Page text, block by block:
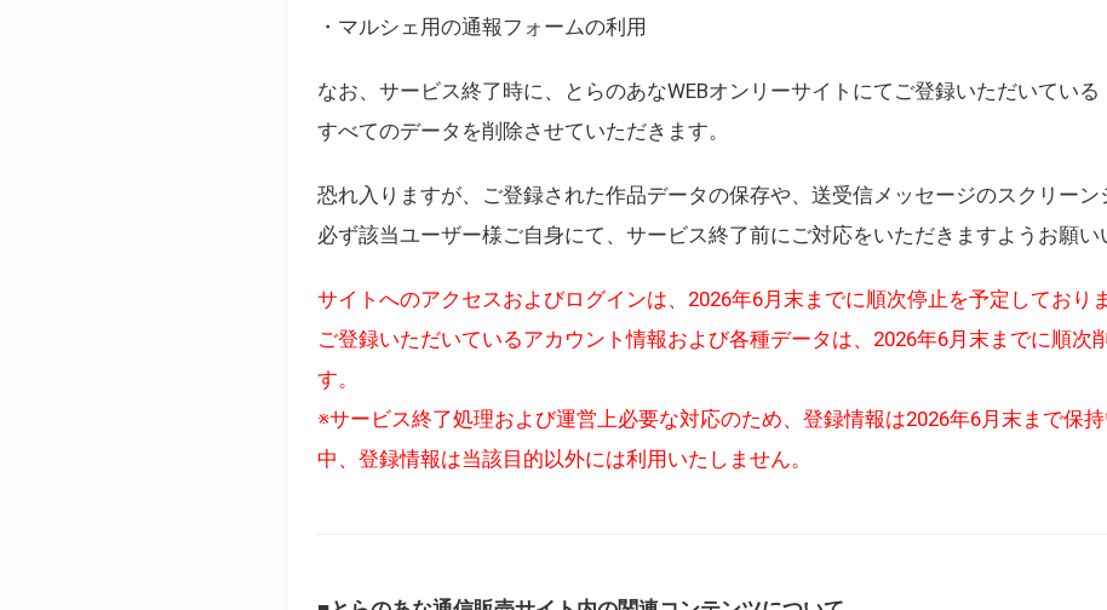
・マルシェ用の通報フォームの利用
なお、サービス終了時に、とらのあなWEBオンリーサイトにてご登録いただいている
すべてのデータを削除させていただきます。
恐れ入りますが、ご登録された作品データの保存や、送受信メッセージのスクリー
必ず該当ユーザー様ご自身にて、サービス終了前にご対応をいただきますようお願い
サイトへのアクセスおよびログインは、2026年6月末までに順次停止を予定しておりま
ご登録いただいているアカウント情報および各種データは、2026年6月末までに順次
す。
※サービス終了処理および運営上必要な対応のため、登録情報は2026年6月末まで保
中、登録情報は当該目的以外には利用いたしません。